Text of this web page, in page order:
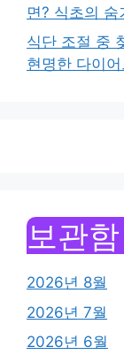
면? 식초의 숨
식단 조절 중
현명한 다이
보관함
2026년 8월
2026년 7월
2026년 6월